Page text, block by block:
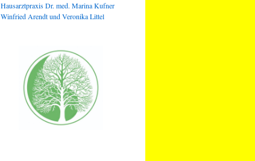
Hausarztpraxis Dr. med. Marina Kufner
Winfried Arendt und Veronika Littel